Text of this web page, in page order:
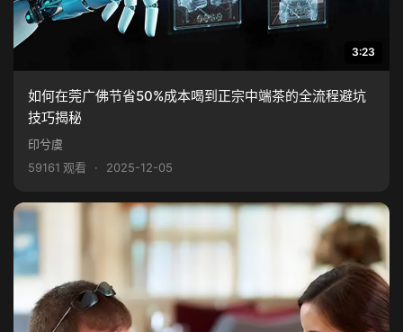
3:23
如何在莞广佛节省50%成本喝到正宗中端茶的全流程避坑
技巧揭秘
印兮虞
59161 观看
· 2025-12-05